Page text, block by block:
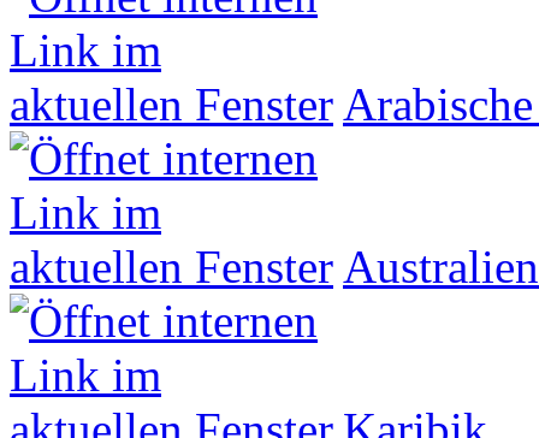
Australien